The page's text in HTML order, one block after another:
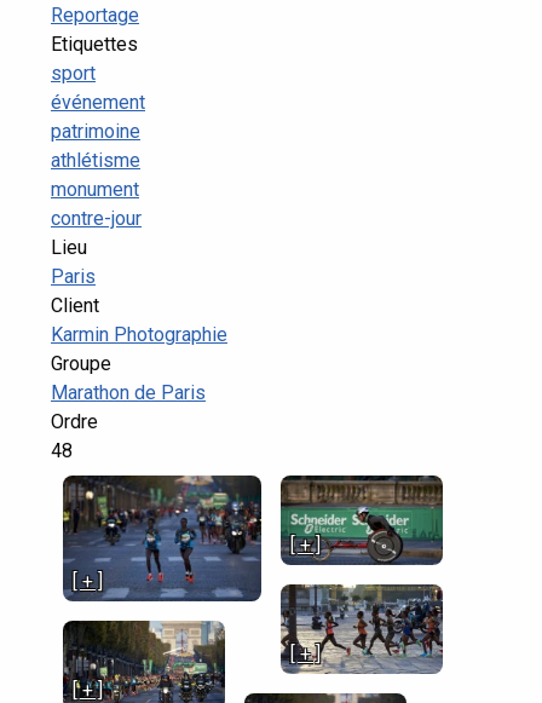
Reportage
Etiquettes
sport
événement
patrimoine
athlétisme
monument
contre-jour
Lieu
Paris
Client
Karmin Photographie
Groupe
Marathon de Paris
Ordre
48
[ + ]
[ + ]
[ + ]
[ + ]